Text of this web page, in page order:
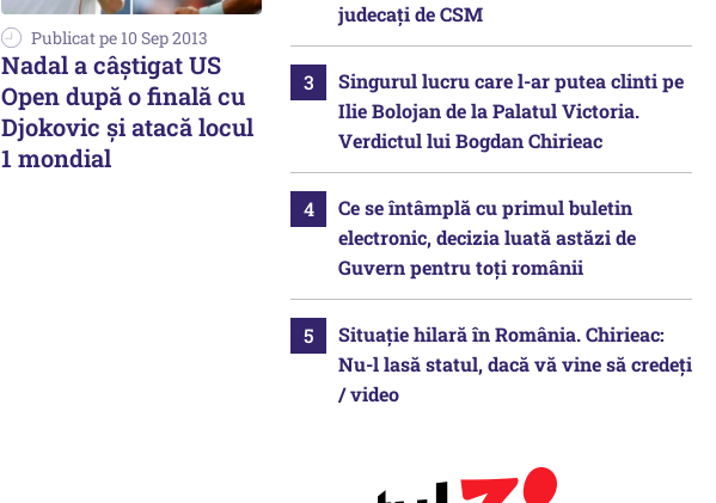
Publicat pe 10 Sep 2013
Nadal a câștigat US
Open după o finală cu
Djokovic și atacă locul
1 mondial
judecați de CSM
Singurul lucru care l-ar putea clinti pe
Ilie Bolojan de la Palatul Victoria.
Verdictul lui Bogdan Chirieac
Ce se întâmplă cu primul buletin
electronic, decizia luată astăzi de
Guvern pentru toți românii
Situație hilară în România. Chirieac:
Nu-l lasă statul, dacă vă vine să credeți
/ video